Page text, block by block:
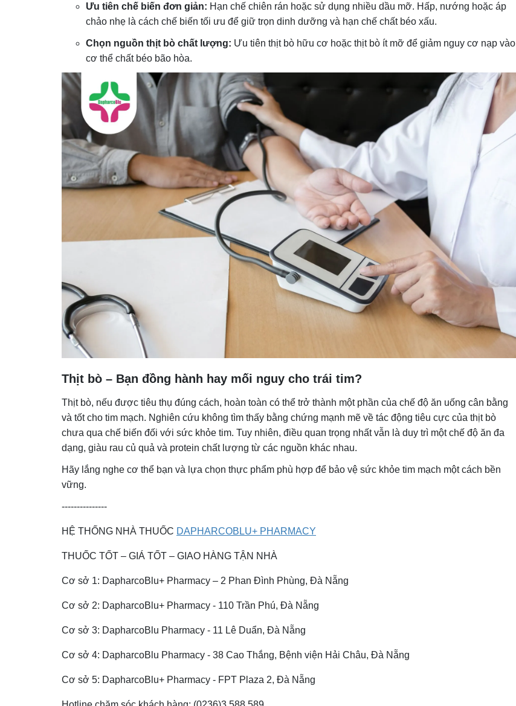
Ưu tiên chế biến đơn giản: Hạn chế chiên rán hoặc sử dụng nhiều dầu mỡ. Hấp, nướng hoặc áp
chảo nhẹ là cách chế biến tối ưu để giữ trọn dinh dưỡng và hạn chế chất béo xấu.
Chọn nguồn thịt bò chất lượng: Ưu tiên thịt bò hữu cơ hoặc thịt bò ít mỡ để giảm nguy cơ nạp vào
cơ thể chất béo bão hòa.
Thịt bò – Bạn đồng hành hay mối nguy cho trái tim?
Thịt bò, nếu được tiêu thụ đúng cách, hoàn toàn có thể trở thành một phần của chế độ ăn uống cân bằng
và tốt cho tim mạch. Nghiên cứu không tìm thấy bằng chứng mạnh mẽ về tác động tiêu cực của thịt bò
chưa qua chế biến đối với sức khỏe tim. Tuy nhiên, điều quan trọng nhất vẫn là duy trì một chế độ ăn đa
dạng, giàu rau củ quả và protein chất lượng từ các nguồn khác nhau.
Hãy lắng nghe cơ thể bạn và lựa chọn thực phẩm phù hợp để bảo vệ sức khỏe tim mạch một cách bền
vững.
---------------
HỆ THỐNG NHÀ THUỐC DAPHARCOBLU+ PHARMACY
THUỐC TỐT – GIÁ TỐT – GIAO HÀNG TẬN NHÀ
Cơ sở 1: DapharcoBlu+ Pharmacy – 2 Phan Đình Phùng, Đà Nẵng
Cơ sở 2: DapharcoBlu+ Pharmacy - 110 Trần Phú, Đà Nẵng
Cơ sở 3: DapharcoBlu Pharmacy - 11 Lê Duẩn, Đà Nẵng
Cơ sở 4: DapharcoBlu Pharmacy - 38 Cao Thắng, Bệnh viện Hải Châu, Đà Nẵng
Cơ sở 5: DapharcoBlu+ Pharmacy - FPT Plaza 2, Đà Nẵng